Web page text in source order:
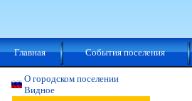
Главная События поселения
О городском поселении
Видное